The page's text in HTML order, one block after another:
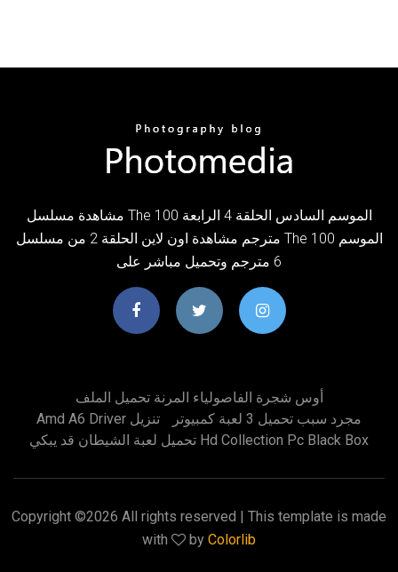
مشاهدة مسلسل The 100 الموسم السادس الحلقة 4 الرابعة
مترجم مشاهدة اون لاين الحلقة 2 من مسلسل The 100 الموسم
6 مترجم وتحميل مباشر على
أوس شجرة الفاصولياء المرنة تحميل الملف
Amd A6 Driver تنزيل
مجرد سبب تحميل 3 لعبة كمبيوتر
تحميل لعبة الشيطان قد يبكي Hd Collection Pc Black Box
Copyright ©2026 All rights reserved | This template is made
with
by Colorlib